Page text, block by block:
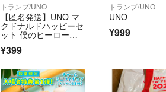
トランプ/UNO
【匿名発送】UNO マ
クドナルドハッピーセ
ット 僕のヒーローア
カデミア 緑谷出久
¥399
トランプ/UNO
UNO
¥999